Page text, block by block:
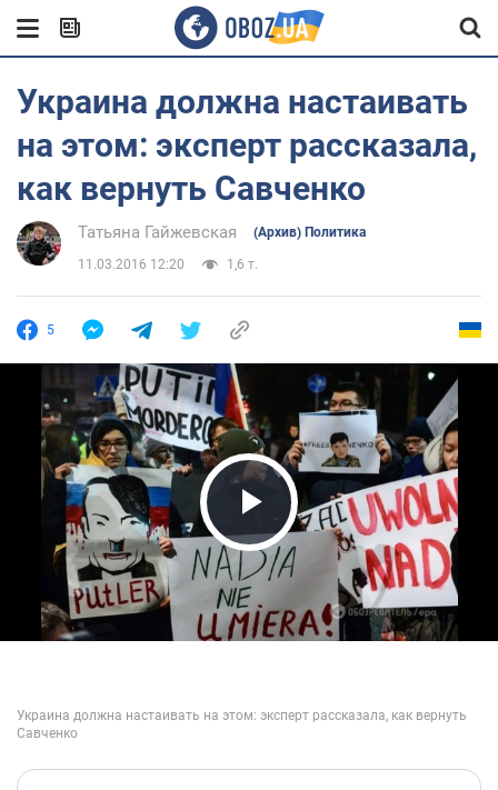
Украина должна настаивать
на этом: эксперт рассказала,
как вернуть Савченко
Татьяна Гайжевская (Архив) Политика
11.03.2016 12:20 1,6 т.
5
Play Video